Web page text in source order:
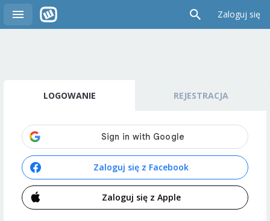
Zaloguj się
LOGOWANIE REJESTRACJA
Zaloguj się z Facebook
Zaloguj się z Apple